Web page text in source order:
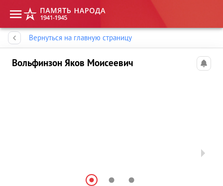
Вернуться на главную страницу
Вольфинзон Яков Моисеевич
Память народа